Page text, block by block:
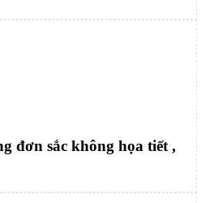
đơn sắc không họa tiết ,